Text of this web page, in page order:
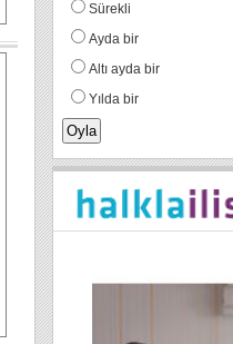
Sürekli
Ayda bir
Altı ayda bir
Yılda bir